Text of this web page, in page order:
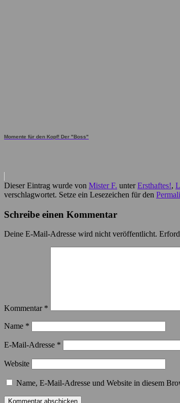
Momente für den Kopf! Der "Boss"
Dieser Eintrag wurde von Mister F. unterErsthaftes!,
verschlagwortet. Setze ein Lesezeichen für den
Schreibe einen Kommentar
Deine E-Mail-Adresse wird nicht veröffentlicht.
Kommentar *
Name *
E-Mail-Adresse *
Website
Name, E-Mail-Adresse und Website in diesem